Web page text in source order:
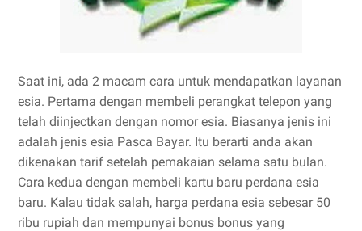
Saat ini, ada 2 macam cara untuk mendapatkan layanan
esia. Pertama dengan membeli perangkat telepon yang
telah diinjectkan dengan nomor esia. Biasanya jenis ini
adalah jenis esia Pasca Bayar. Itu berarti anda akan
dikenakan tarif setelah pemakaian selama satu bulan.
Cara kedua dengan membeli kartu baru perdana esia
baru. Kalau tidak salah, harga perdana esia sebesar 50
ribu rupiah dan mempunyai bonus bonus yang